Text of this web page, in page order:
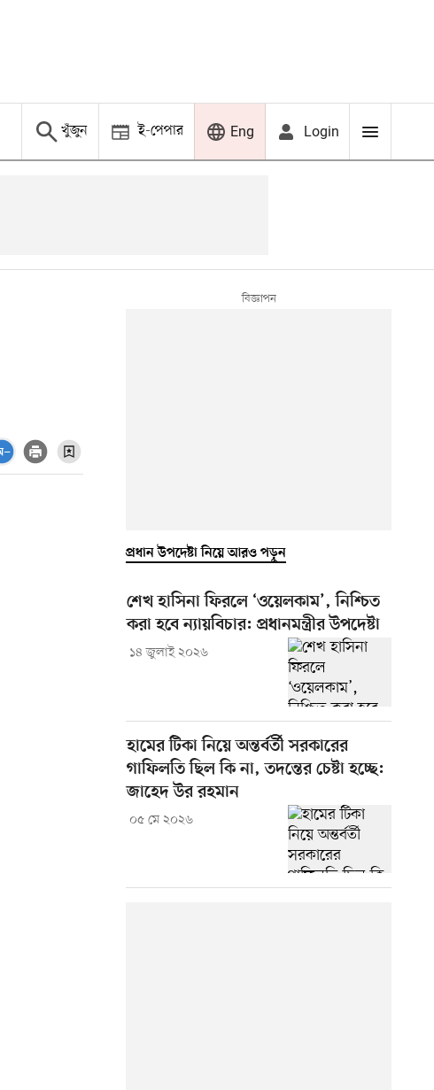
খুঁজুন ই-পেপার Eng Login
প্রধান উপদেষ্টা নিয়ে আরও পড়ুন
শেখ হাসিনা ফিরলে ‘ওয়েলকাম’, নিশ্চিত
করা হবে ন্যায়বিচার: প্রধানমন্ত্রীর উপদেষ্টা
১৪ জুলাই ২০২৬
হামের টিকা নিয়ে অন্তর্বর্তী সরকারের
গাফিলতি ছিল কি না, তদন্তের চেষ্টা হচ্ছে:
জাহেদ উর রহমান
০৫ মে ২০২৬